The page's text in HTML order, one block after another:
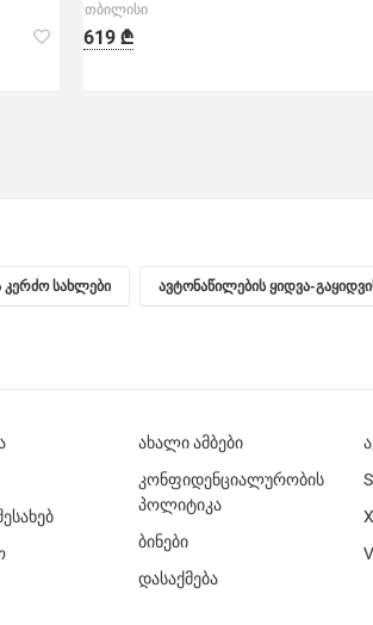
თბილისი
619 ₾
კერძო სახლები ავტონაწილების ყიდვა-
ახალი ამბები
კონფიდენციალურობის
პოლიტიკა
ბინები
დასაქმება